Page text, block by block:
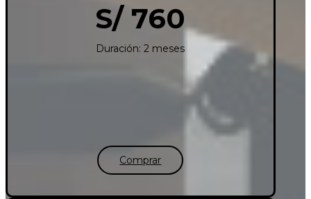
S/ 760
Duración: 2 meses
Comprar